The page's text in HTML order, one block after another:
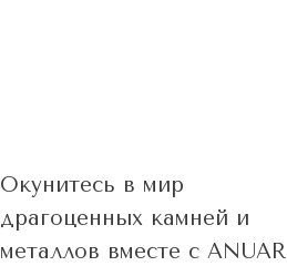
Окунитесь в мир
драгоценных камней и
металлов вместе с ANUAR